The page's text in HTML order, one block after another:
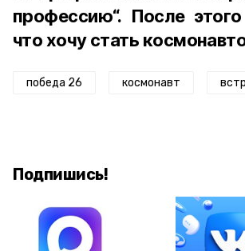
профессию“. После
что хочу стать
победа 26 космонавт
Подпишись!